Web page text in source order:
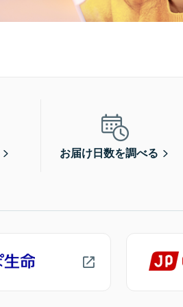
お届け日数を調べる